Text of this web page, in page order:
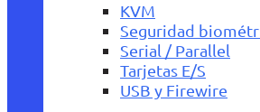
KVM
Seguridad
Serial / Parallel
Tarjetas E/S
USB y Firewire